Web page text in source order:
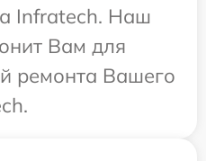
Infratech. Наш
Вам для
ремонта Вашего